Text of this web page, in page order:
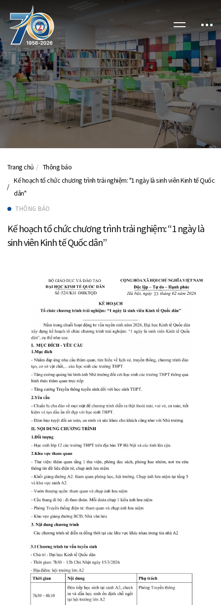
Trang chủ
Thông báo
Kế hoạch tổ chức chương trình trải nghiệm: "1 ngày là sinh viên Kinh tế Quốc
dân"
THÔNG BÁO
Kế hoạch tổ chức chương trình trải nghiệm: “1 ngày là
sinh viên Kinh tế Quốc dân”